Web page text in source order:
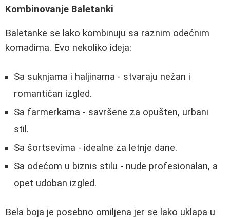
Kombinovanje Baletanki
Baletanke se lako kombinuju sa raznim odećnim
komadima. Evo nekoliko ideja:
Sa suknjama i haljinama - stvaraju nežan i
romantičan izgled.
Sa farmerkama - savršene za opušten, urbani
stil.
Sa šortsevima - idealne za letnje dane.
Sa odećom u biznis stilu - nude profesionalan, a
opet udoban izgled.
Bela boja je posebno omiljena jer se lako uklapa u